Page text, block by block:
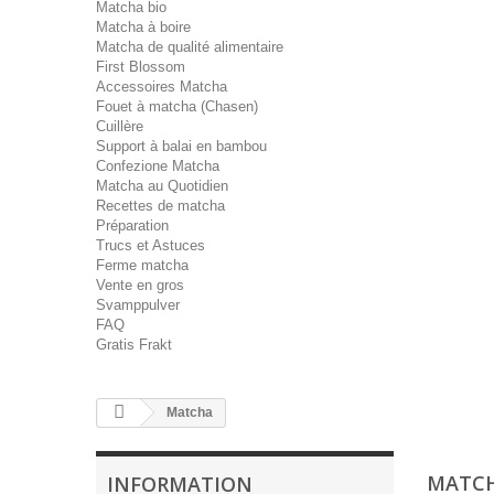
Matcha bio
Matcha à boire
Matcha de qualité alimentaire
First Blossom
Accessoires Matcha
Fouet à matcha (Chasen)
Cuillère
Support à balai en bambou
Confezione Matcha
Matcha au Quotidien
Recettes de matcha
Préparation
Trucs et Astuces
Ferme matcha
Vente en gros
Svamppulver
FAQ
Gratis Frakt
Matcha
INFORMATION